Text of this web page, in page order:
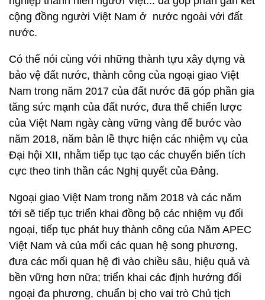
cộng đồng người Việt Nam ở nước ngoài với đất
nước.
Có thể nói cùng với những thành tựu xây dựng và
bảo vệ đất nước, thành công của ngoại giao Việt
Nam trong năm 2017 của đất nước đã góp phần gia
tăng sức mạnh của đất nước, đưa thế chiến lược
của Việt Nam ngày càng vững vàng để bước vào
năm 2018, năm bản lề thực hiện các nhiệm vụ của
Đại hội XII, nhằm tiếp tục tạo các chuyển biến tích
cực theo tinh thần các Nghị quyết của Đảng.
Ngoại giao Việt Nam trong năm 2018 và các năm
tới sẽ tiếp tục triển khai đồng bộ các nhiệm vụ đối
ngoại, tiếp tục phát huy thành công của Năm APEC
Việt Nam và của mối các quan hệ song phương,
đưa các mối quan hệ đi vào chiều sâu, hiệu quả và
bền vững hơn nữa; triển khai các định hướng đối
ngoại đa phương, chuẩn bị cho vai trò Chủ tịch